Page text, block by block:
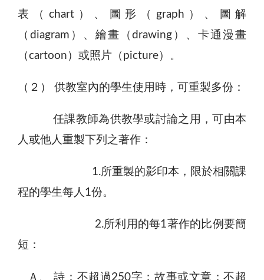
表（chart）、圖形（graph）、圖解
（diagram）、繪畫（drawing）、卡通漫畫
（cartoon）或照片（picture）。
（２） 供教室內的學生使用時，可重製多份：
任課教師為供教學或討論之用，可由本
人或他人重製下列之著作：
1.所重製的影印本，限於相關課
程的學生每人1份。
2.所利用的每1著作的比例要簡
短：
Ａ、 詩：不超過250字；故事或文章：不超